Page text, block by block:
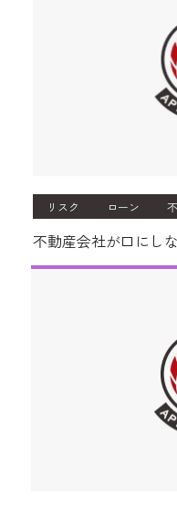
リスク ローン
不動産会社が口にし